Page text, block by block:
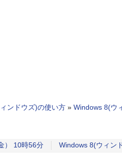
ンドウズ)の使い方 » Windows 8(ウ
） 10時56分 Windows 8(ウィン